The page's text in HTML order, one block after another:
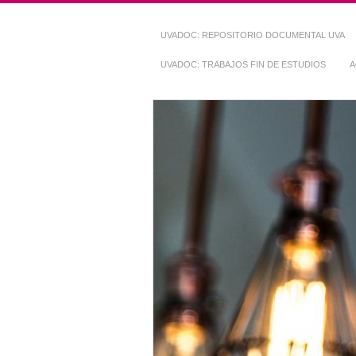
UVADOC: REPOSITORIO DOCUMENTAL UVA
UVADOC: TRABAJOS FIN DE ESTUDIOS
Repositorio
~ UVaDOC